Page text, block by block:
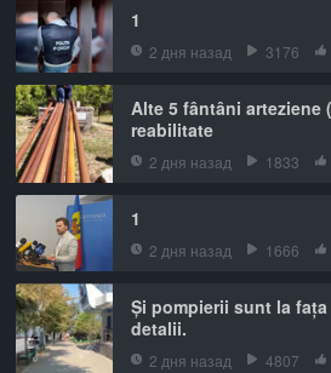
1
2 дня назад 3176
Alte 5 fântâni arteziene
reabilitate
2 дня назад 1833
1
2 дня назад 1666
Și pompierii sunt la
detalii.
2 дня назад 4807